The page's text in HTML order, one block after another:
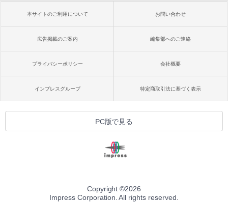
本サイトのご利用について お問い合わせ
広告掲載のご案内 編集部へのご連絡
プライバシーポリシー 会社概要
インプレスグループ 特定商取引法に基づく表示
PC版で見る
Copyright ©2026
Impress Corporation. All rights reserved.